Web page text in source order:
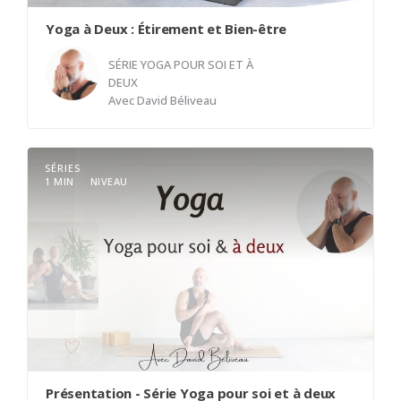
Yoga à Deux : Étirement et Bien-être
SÉRIE YOGA POUR SOI ET À
DEUX
AvecDavid Béliveau
Venez partager un moment de détente et de
complicité avec cette classe de yoga accessible à
tous. À travers des étirements à deux, découvrez
une manière douce et bienfaisante de pratiquer
ensemble, de renforcer votre connexion et de
libérer les tensions. Une belle occasion de
prendre soin de soi tout en partageant un
moment privilégié avec l’autre.
SÉRIES
1 MIN
NIVEAU
Présentation - Série Yoga pour soi et à deux